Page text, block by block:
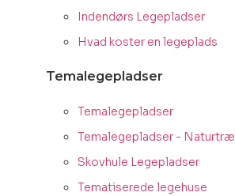
Indendørs Legepladser
Hvad koster en legeplads
Temalegepladser
Temalegepladser
Temalegepladser - Naturtræ
Skovhule Legepladser
Tematiserede legehuse